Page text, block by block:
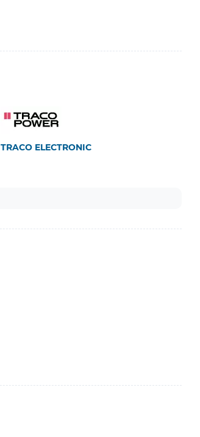
TRACO ELECTRONIC